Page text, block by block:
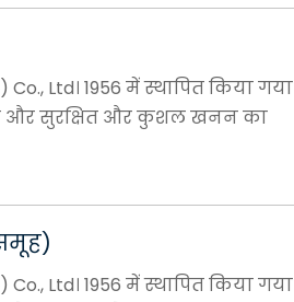
Ltd। 1956 में स्थापित किया गया
और सुरक्षित और कुशल खनन का
Ltd। 1956 में स्थापित किया गया